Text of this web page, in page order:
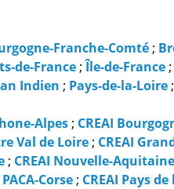
Franche-Comté;
de-France;Île-de-France;
Indien ; Pays-de-la-Loire;
Alpes; CREAI
Val de Loire; CREAI
; CREAI Nouvelle-Aquitaine
PACA-Corse; CREAI Pays